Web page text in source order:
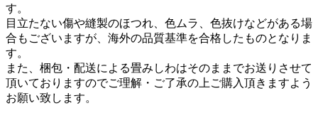
す。
目立たない傷や縫製のほつれ、色ムラ、色抜けなどがある場
合もございますが、海外の品質基準を合格したものとなりま
す。
また、梱包・配送による畳みしわはそのままでお送りさせて
頂いておりますのでご理解・ご了承の上ご購入頂きますよう
お願い致します。